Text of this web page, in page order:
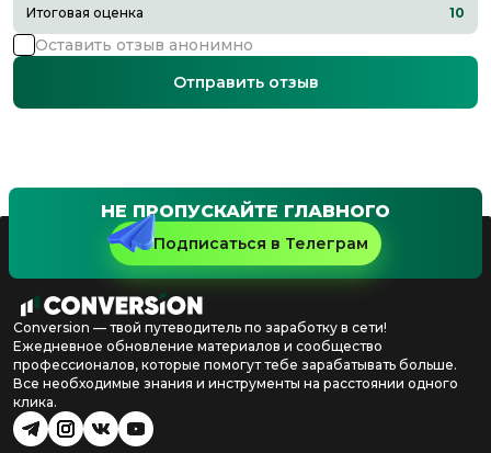
Итоговая оценка 10
Оставить отзыв анонимно
Отправить отзыв
НЕ ПРОПУСКАЙТЕ ГЛАВНОГО
Подписаться в Телеграм
Conversion — твой путеводитель по заработку в сети!
Ежедневное обновление материалов и сообщество
профессионалов, которые помогут тебе зарабатывать больше.
Все необходимые знания и инструменты на расстоянии одного
клика.